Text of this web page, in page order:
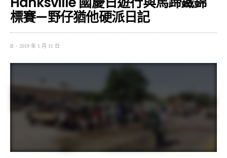
標賽—野仔猶他硬派日記
B 2019 年 1 月 11 日